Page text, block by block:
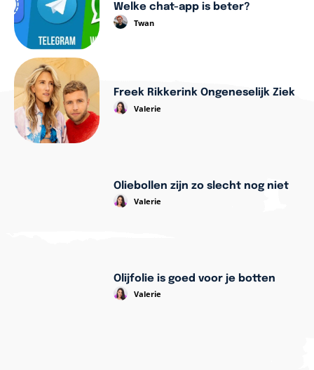
Welke chat-app is beter?
Twan
Freek Rikkerink Ongeneselijk Ziek
Valerie
Oliebollen zijn zo slecht nog niet
Valerie
Olijfolie is goed voor je botten
Valerie